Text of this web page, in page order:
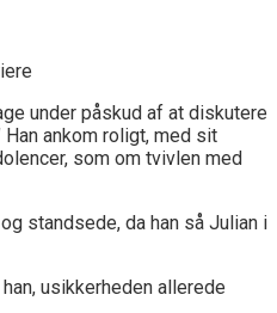
under påskud af at diskutere
ankom roligt, med sit
som om tvivlen med
standsede, da han så Julian i
usikkerheden allerede